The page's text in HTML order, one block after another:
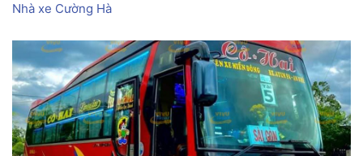
Nhà xe Cường Hà